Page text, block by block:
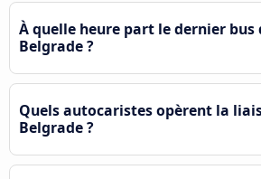
À quelle heure part le dernier bus
Belgrade ?
Quels autocaristes opèrent la
Belgrade ?